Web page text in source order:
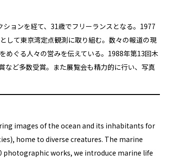
ョンを経て、31歳でフリーランスとなる。1977
して東京湾定点観測に取り組む。数々の報道の現
めぐる人々の営みを伝えている。1988年第13回木
ど多数受賞。また展覧会も精力的に行い、写真
images of the ocean and its inhabitants for
home to diverse creatures. The marine
photographic works, we introduce marine life